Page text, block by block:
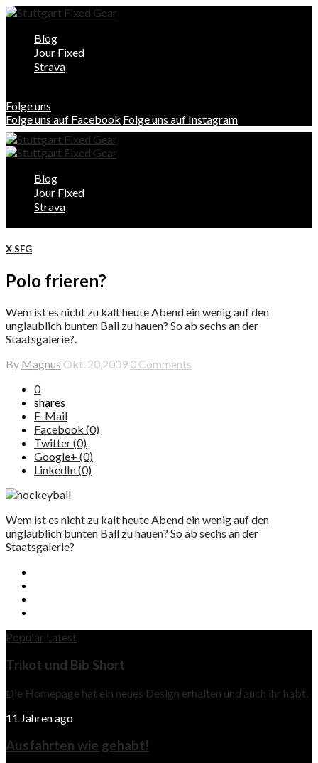
Blog
Jour Fixed
Strava
Folge uns
Folge uns auf Facebook Folge uns auf Instagram
Blog
Jour Fixed
Strava
X SFG
Polo frieren?
Wem ist es nicht zu kalt heute Abend ein wenig auf den
unglaublich bunten Ball zu hauen? So ab sechs an der
Staatsgalerie?.
By Magnus Okt. 20,2009 0 Comments
0
shares
E-Mail
Facebook (0)
Twitter (0)
Google+ (0)
LinkedIn (0)
Wem ist es nicht zu kalt heute Abend ein wenig auf den
unglaublich bunten Ball zu hauen? So ab sechs an der
Staatsgalerie?
Popular Latest
Trikot und Bib Short
Die Homepage hat ein neues Design erhalten und auch ihr habt.
11 Jahren ago
Ausfahrten wie gehabt!